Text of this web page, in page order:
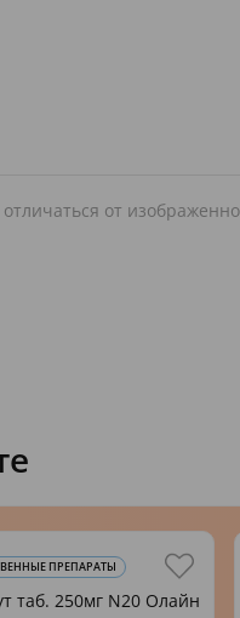
от
ПРЕПАРАТЫ
таб. 250мг N20 Олайн